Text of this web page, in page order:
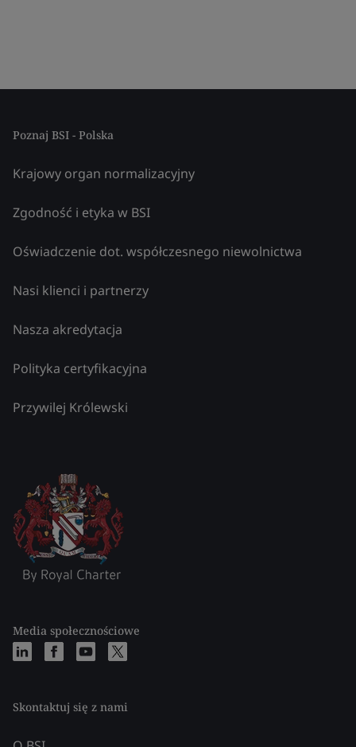
Poznaj BSI - Polska
Krajowy organ normalizacyjny
Zgodność i etyka w BSI
Oświadczenie dot. współczesnego niewolnictwa
Nasi klienci i partnerzy
Nasza akredytacja
Polityka certyfikacyjna
Przywilej Królewski
Media społecznościowe
Skontaktuj się z nami